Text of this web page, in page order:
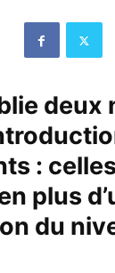
deux
:
plus
du